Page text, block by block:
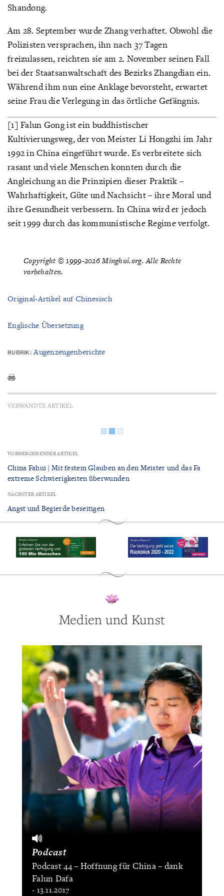
Shandong.
Am 28. September wurde Zhang verhaftet. Obwohl die
Polizisten versprachen, ihn nach 37 Tagen
freizulassen, reichten sie am 2. November seinen Fall
bei der Staatsanwaltschaft des Bezirks Zhangdian ein.
Während ihm nun eine Anklage bevorsteht, erwartet
seine Frau die Verlegung in das örtliche Gefängnis.
[1] Falun Gong ist ein buddhistischer
Kultivierungsweg, der von Meister Li Hongzhi im Jahr
1992 in China eingeführt wurde. Es verbreitete sich
rasant und viele Menschen konnten durch die
Angleichung an die Prinzipien dieser Praktik –
Wahrhaftigkeit, Güte und Nachsicht – ihre Moral und
ihre Gesundheit verbessern. In China wird er jedoch
seit 1999 durch das kommunistische Regime verfolgt.
Copyright © 1999-2026 Minghui.org. Alle Rechte
vorbehalten.
Original-Artikel auf Chinesisch
Englische Übersetzung
RUBRIK:Augenzeugenberichte
VERWANDTE ARTIKEL
VORHERGEHENDER ARTIKEL
China Fahui | Mit festem Glauben an den Meister und das Fa
extreme Schwierigkeiten überwunden
NÄCHSTER ARTIKEL
Angst und Begierde beseitigen
Medien und Kunst
Podcast
Podcast 44 – Hoffnung für China – dank
Falun Dafa
- 13.11.2017